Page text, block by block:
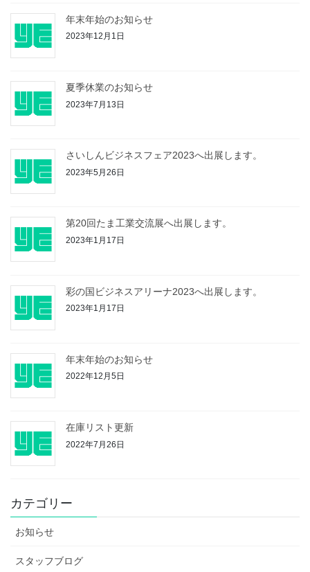
年末年始のお知らせ
2023年12月1日
夏季休業のお知らせ
2023年7月13日
さいしんビジネスフェア2023へ出展します。
2023年5月26日
第20回たま工業交流展へ出展します。
2023年1月17日
彩の国ビジネスアリーナ2023へ出展します。
2023年1月17日
年末年始のお知らせ
2022年12月5日
在庫リスト更新
2022年7月26日
カテゴリー
お知らせ
スタッフブログ